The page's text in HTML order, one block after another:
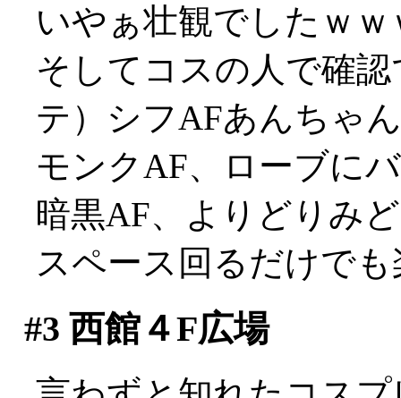
いやぁ壮観でしたｗｗ
そしてコスの人で確
テ）シフAFあんちゃ
モンクAF、ローブに
暗黒AF、よりどりみ
スペース回るだけで
#3 西館４F広場